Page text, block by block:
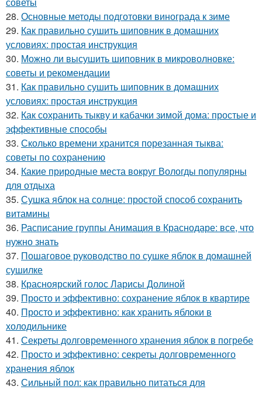
28. Основные методы подготовки винограда к зиме
29. Как правильно сушить шиповник в домашних
условиях: простая инструкция
30. Можно ли высушить шиповник в микроволновке:
советы и рекомендации
31. Как правильно сушить шиповник в домашних
условиях: простая инструкция
32. Как сохранить тыкву и кабачки зимой дома: простые и
эффективные способы
33. Сколько времени хранится порезанная тыква:
советы по сохранению
34. Какие природные места вокруг Вологды популярны
для отдыха
35. Сушка яблок на солнце: простой способ сохранить
витамины
36. Расписание группы Анимация в Краснодаре: все, что
нужно знать
37. Пошаговое руководство по сушке яблок в домашней
сушилке
38. Красноярский голос Ларисы Долиной
39. Просто и эффективно: сохранение яблок в квартире
40. Просто и эффективно: как хранить яблоки в
холодильнике
41. Секреты долговременного хранения яблок в погребе
42. Просто и эффективно: секреты долговременного
хранения яблок
43. Сильный пол: как правильно питаться для